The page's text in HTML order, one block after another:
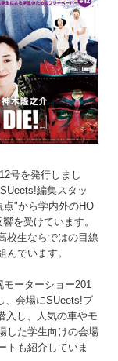
号を発行しまし
編集スタッ
点"から学内外のHO
を受けています。
校生ならではの目線
でいます。
ーターショー201
、会場にSUeets!ブ
入し、人気の車やモ
した学生向けの会場
トも紹介していま